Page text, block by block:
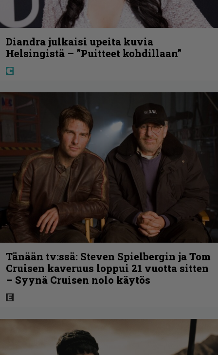
Diandra julkaisi upeita kuvia
Helsingistä – ”Puitteet kohdillaan”
Tänään tv:ssä: Steven Spielbergin ja Tom
Cruisen kaveruus loppui 21 vuotta sitten
– Syynä Cruisen nolo käytös